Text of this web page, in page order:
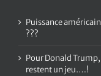
Puissance
???
Pour Donald
restent un jeu….!